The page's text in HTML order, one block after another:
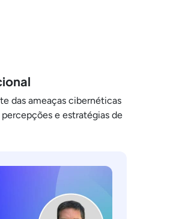
das ameaças cibernéticas
e estratégias de